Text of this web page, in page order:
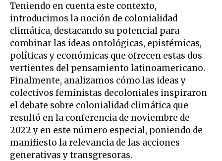
Teniendo en cuenta este contexto,
introducimos la noción de colonialidad
climática, destacando su potencial para
combinar las ideas ontológicas, epistémicas,
políticas y económicas que ofrecen estas dos
vertientes del pensamiento latinoamericano.
Finalmente, analizamos cómo las ideas y
colectivos feministas decoloniales inspiraron
el debate sobre colonialidad climática que
resultó en la conferencia de noviembre de
2022 y en este número especial, poniendo de
manifiesto la relevancia de las acciones
generativas y transgresoras.